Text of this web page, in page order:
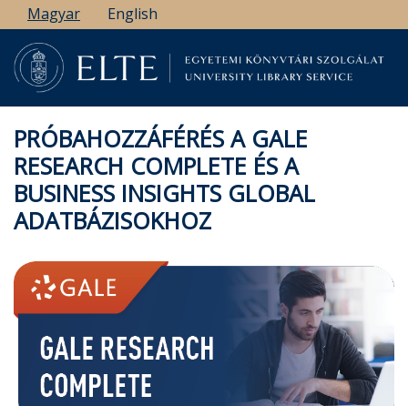
Ugrás
a
tartalomra
Magyar English
PRÓBAHOZZÁFÉRÉS A GALE
RESEARCH COMPLETE ÉS A
BUSINESS INSIGHTS GLOBAL
ADATBÁZISOKHOZ